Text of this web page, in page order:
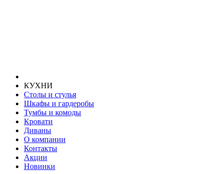
КУХНИ
Столы и стулья
Шкафы и гардеробы
Тумбы и комоды
Кровати
Диваны
О компании
Контакты
Акции
Новинки